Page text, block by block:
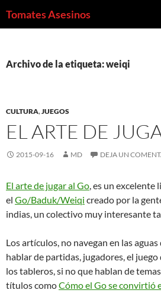
Tomates Asesinos
Archivo de la etiqueta: weiqi
CULTURA,JUEGOS
EL ARTE DE
2015-09-16 MD DEJA UN
El arte de jugar al Go, es un excelente
el Go/Baduk/Weiqi creado por la
indias, un colectivo muy interesante
Los artículos, no navegan en las
hablar de partidas, jugadores, el juego
los tableros, si no que hablan de
títulos comoCómo el Go se convirtió